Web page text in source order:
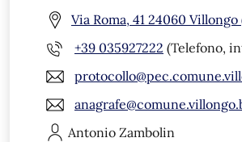
Via Roma, 41 24060 Villongo
+39 035927222 (Telefono,
Antonio Zambolin